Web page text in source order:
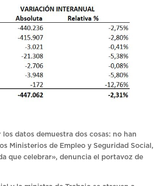
datos demuestra dos cosas: no han
Ministerios de Empleo y Seguridad Social,
que celebrar», denuncia el portavoz de